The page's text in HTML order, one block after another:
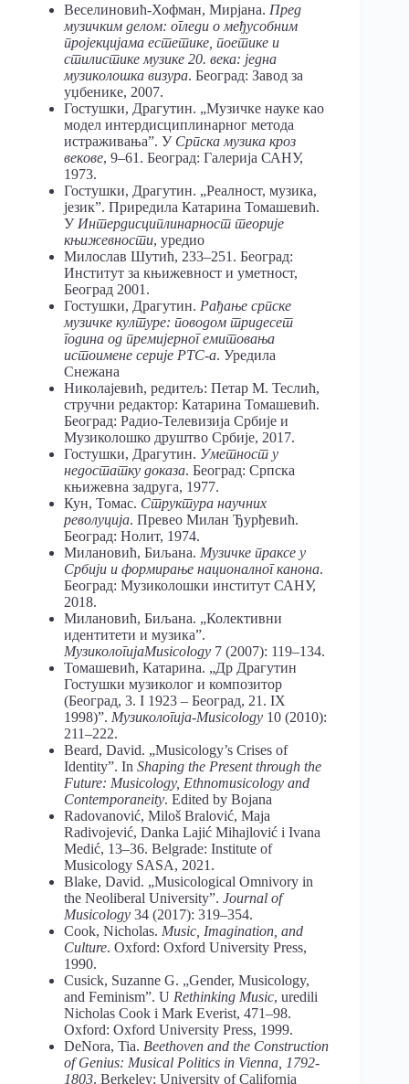
Веселиновић-Хофман, Мирјана. Пред
музичким делом: огледи о међусобним
пројекцијама естетике, поетике и
стилистике музике 20. века: једна
музиколошка визура. Београд: Завод за
уџбенике, 2007.
Гостушки, Драгутин. „Музичке науке као
модел интердисциплинарног метода
истраживања”. У Српска музика кроз
векове, 9–61. Београд: Галерија САНУ,
1973.
Гостушки, Драгутин. „Реалност, музика,
језик”. Приредила Катарина Томашевић.
У Интердисциплинарност теорије
књижевности, уредио
Милослав Шутић, 233–251. Београд:
Институт за књижевност и уметност,
Београд 2001.
Гостушки, Драгутин. Рађање српске
музичке културе: поводом тридесет
година од премијерног емитовања
истоимене серије РТС-а. Уредила
Снежана
Николајевић, редитељ: Петар М. Теслић,
стручни редактор: Катарина Томашевић.
Београд: Радио-Телевизија Србије и
Музиколошко друштво Србије, 2017.
Гостушки, Драгутин. Уметност у
недостатку доказа. Београд: Српска
књижевна задруга, 1977.
Кун, Томас. Структура научних
револуција. Превео Милан Ђурђевић.
Београд: Нолит, 1974.
Милановић, Биљана. Музичке праксе у
Србији и формирање националног канона.
Београд: Музиколошки институт САНУ,
2018.
Милановић, Биљана. „Колективни
идентитети и музика”.
МузикологијаMusicology 7 (2007): 119–134.
Томашевић, Катарина. „Др Драгутин
Гостушки музиколог и композитор
(Београд, 3. І 1923 – Београд, 21. ІХ
1998)”. Музикологија-Musicology 10 (2010):
211–222.
Beard, David. „Musicology’s Crises of
Identity”. In Shaping the Present through the
Future: Musicology, Ethnomusicology and
Contemporaneity. Edited by Bojana
Radovanović, Miloš Bralović, Maja
Radivojević, Danka Lajić Mihajlović i Ivana
Medić, 13–36. Belgrade: Institute of
Musicology SASA, 2021.
Blake, David. „Musicological Omnivory in
the Neoliberal University”. Journal of
Musicology 34 (2017): 319–354.
Cook, Nicholas. Music, Imagination, and
Culture. Oxford: Oxford University Press,
1990.
Cusick, Suzanne G. „Gender, Musicology,
and Feminism”. U Rethinking Music, uredili
Nicholas Cook i Mark Everist, 471–98.
Oxford: Oxford University Press, 1999.
DeNora, Tia. Beethoven and the Construction
of Genius: Musical Politics in Vienna, 1792-
1803. Berkeley: University of California